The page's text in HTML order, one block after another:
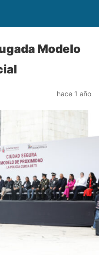
Modelo
hace 1 año